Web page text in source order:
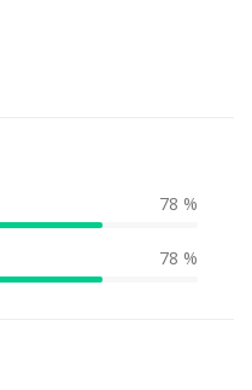
78 %
78 %